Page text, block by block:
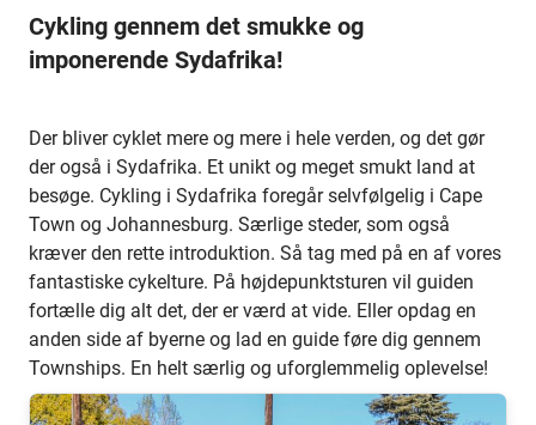
Cykling gennem det smukke og
imponerende Sydafrika!
Der bliver cyklet mere og mere i hele verden, og det gør
der også i Sydafrika. Et unikt og meget smukt land at
besøge. Cykling i Sydafrika foregår selvfølgelig i Cape
Town og Johannesburg. Særlige steder, som også
kræver den rette introduktion. Så tag med på en af vores
fantastiske cykelture. På højdepunktsturen vil guiden
fortælle dig alt det, der er værd at vide. Eller opdag en
anden side af byerne og lad en guide føre dig gennem
Townships. En helt særlig og uforglemmelig oplevelse!